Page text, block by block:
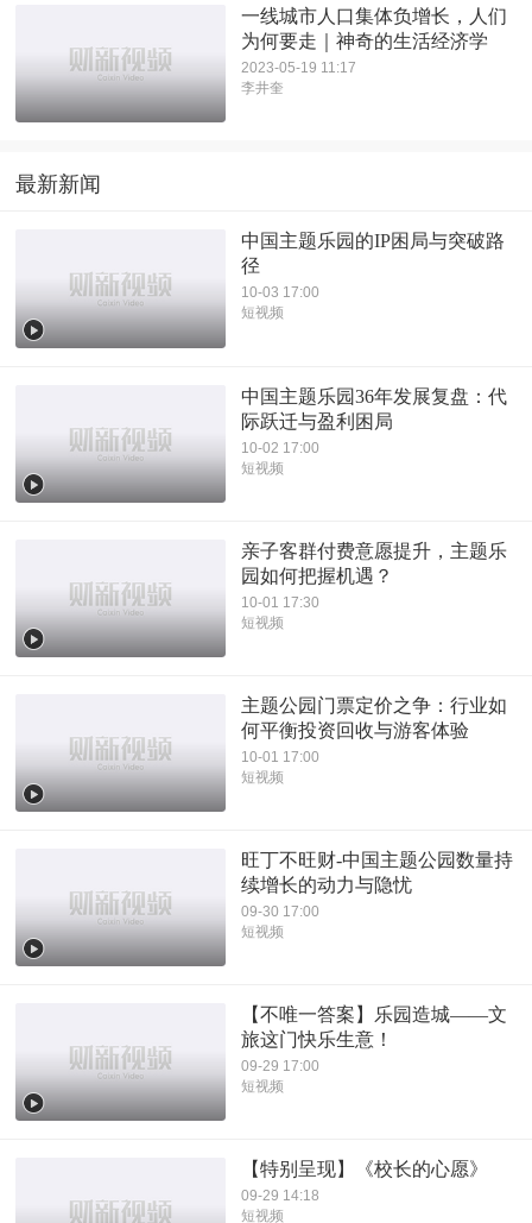
一线城市人口集体负增长，人们
为何要走｜神奇的生活经济学
2023-05-19 11:17
李井奎
最新新闻
中国主题乐园的IP困局与突破路
径
10-03 17:00
短视频
中国主题乐园36年发展复盘：代
际跃迁与盈利困局
10-02 17:00
短视频
亲子客群付费意愿提升，主题乐
园如何把握机遇？
10-01 17:30
短视频
主题公园门票定价之争：行业如
何平衡投资回收与游客体验
10-01 17:00
短视频
旺丁不旺财-中国主题公园数量持
续增长的动力与隐忧
09-30 17:00
短视频
【不唯一答案】乐园造城——文
旅这门快乐生意！
09-29 17:00
短视频
【特别呈现】《校长的心愿》
09-29 14:18
短视频